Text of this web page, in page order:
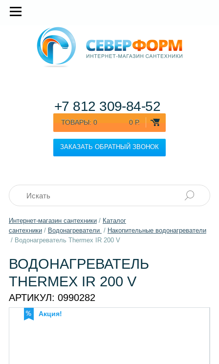
ТОВАРЫ: 0 0 Р.
ЗАКАЗАТЬ ОБРАТНЫЙ ЗВОНОК
+7 812 309-84-52
Интернет-магазин сантехники/ Каталог
сантехники/ Водонагреватели / Накопительные водонагреватели
/ Водонагреватель Thermex IR 200 V
ВОДОНАГРЕВАТЕЛЬ
THERMEX IR 200 V
АРТИКУЛ: 0990282
Акция!